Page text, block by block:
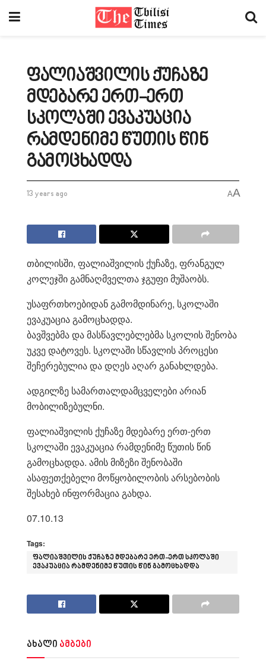
ფალიაშვილის ქუჩაზე
მდებარე ერთ-ერთ
სკოლაში ევაკუაცია
რამდენიმე წუთის წინ
გამოცხადდა
13 years ago AA
თბილისში, ფალიაშვილის ქუჩაზე, ფრანგულ
კოლეჯში გამნაღმველთა ჯგუფი მუშაობს.
უსაფრთხოებიდან გამომდინარე, სკოლაში
ევაკუაცია გამოცხადდა.
ბავშვებმა და მასწავლებლებმა სკოლის შენობა
უკვე დატოვეს. სკოლაში სწავლის პროცესი
შეჩერებულია და დღეს აღარ განახლდება.
ადგილზე სამართალდამცველები არიან
მობილიზებულნი.
ფალიაშვილის ქუჩაზე მდებარე ერთ-ერთ
სკოლაში ევაკუაცია რამდენიმე წუთის წინ
გამოცხადდა. ამის მიზეზი შენობაში
ასაფეთქებელი მოწყობილობის არსებობის
შესახებ ინფორმაცია გახდა.
07.10.13
Tags:
ფალიაშვილის ქუჩაზე მდებარე ერთ-ერთ სკოლაში
ევაკუაცია რამდენიმე წუთის წინ გამოცხადდა
ახალი ამბები